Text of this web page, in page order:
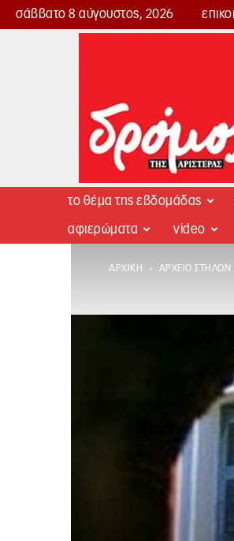
σάββατο 8 αύγουστος, 2026
Δρόμος
το θέμα της εβδομάδας
αφιερώματα video
ΑΡΧΙΚΉ ΑΡΧΕΊΟ ΣΤΗΛΏΝ